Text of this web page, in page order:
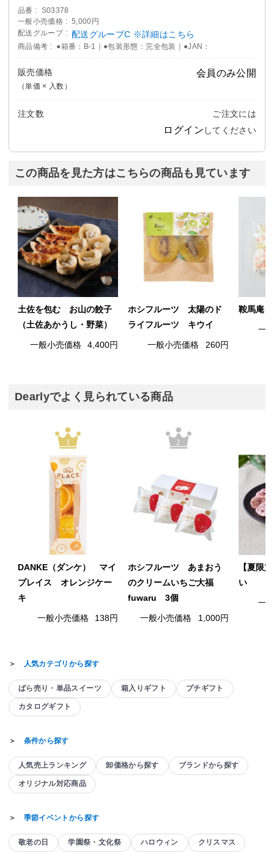
品番
S03378
一般小売価格
5,000円
配送グループ
配送グループC ※詳細はこちら
商品備考 ●箱番：B-1｜●包装形態：完全包装｜●JAN：
販売価格
（単価 × 入数）
会員のみ公開
注文数 ご注文には
ログイン してください
この商品を見た方はこちらの商品も見ています
土佐を包む お山の餃子
（土佐あかうし・野菜）
一般小売価格 4,400円
ホシフルーツ 太陽のド
ライフルーツ キウイ
一般小売価格 260円
鞍馬庵
一
Dearlyでよく見られている商品
1
DANKE（ダンケ） マイ
プレイス オレンジケー
キ
一般小売価格 138円
2
ホシフルーツ あまおう
のクリームいちご大福
fuwaru 3個
一般小売価格 1,000円
【夏限
い
一
＞ 人気カテゴリから探す
ばら売り・単品スイーツ 箱入りギフト プチギフト
カタログギフト
＞ 条件から探す
人気売上ランキング 卸価格から探す ブランドから探す
オリジナル対応商品
＞ 季節イベントから探す
敬老の日 学園祭・文化祭 ハロウィン クリスマス